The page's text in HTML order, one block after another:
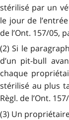
stérilisé par un
le jour de
de l’Ont. 157/05,
(2) Si le
d’un pit-bull
chaque
stérilisé au plus
Règl. de l’Ont.
(3) Un